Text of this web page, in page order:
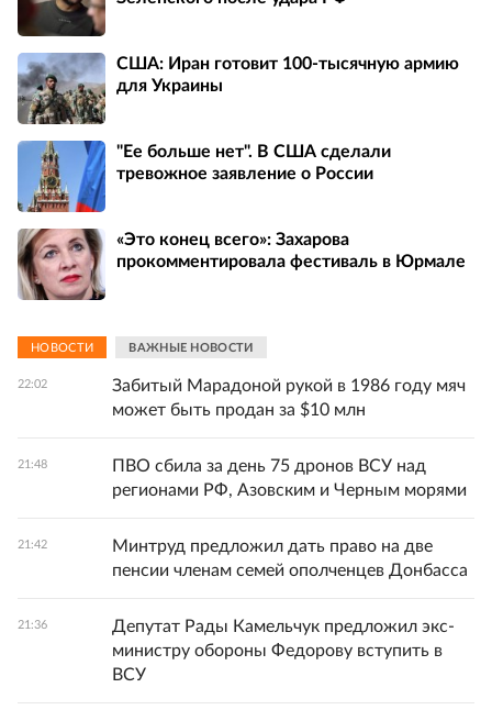
США: Иран готовит 100-тысячную армию
для Украины
"Ее больше нет". В США сделали
тревожное заявление о России
«Это конец всего»: Захарова
прокомментировала фестиваль в Юрмале
НОВОСТИ ВАЖНЫЕ НОВОСТИ
22:02
Забитый Марадоной рукой в 1986 году мяч
может быть продан за $10 млн
21:48
ПВО сбила за день 75 дронов ВСУ над
регионами РФ, Азовским и Черным морями
21:42
Минтруд предложил дать право на две
пенсии членам семей ополченцев Донбасса
21:36
Депутат Рады Камельчук предложил экс-
министру обороны Федорову вступить в
ВСУ